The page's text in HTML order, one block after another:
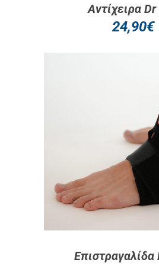
Αντίχειρα
24,90€
Επιστραγαλίδα